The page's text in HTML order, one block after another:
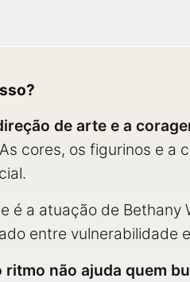
de arte e a
cores, os figurinos e a
é a atuação de Bethany
entre vulnerabilidade
ritmo não ajuda quem